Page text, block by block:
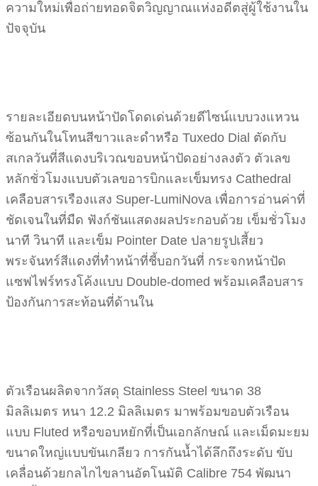
ความใหม่เพื่อถ่ายทอดจิตวิญญาณแห่งอดีตสู่ผู้ใช้งานใน
ปัจจุบัน
รายละเอียดบนหน้าปัดโดดเด่นด้วยดีไซน์แบบวงแหวน
ซ้อนกันในโทนสีขาวและดำหรือ Tuxedo Dial ตัดกับ
สเกลวันที่สีแดงบริเวณขอบหน้าปัดอย่างลงตัว ตัวเลข
หลักชั่วโมงแบบตัวเลขอารบิกและเข็มทรง Cathedral
เคลือบสารเรืองแสง Super-LumiNova เพื่อการอ่านค่าที่
ชัดเจนในที่มืด ฟังก์ชันแสดงผลประกอบด้วย เข็มชั่วโมง
นาที วินาที และเข็ม Pointer Date ปลายรูปเสี้ยว
พระจันทร์สีแดงที่ทำหน้าที่ชี้บอกวันที่ กระจกหน้าปัด
แซฟไฟร์ทรงโค้งแบบ Double-domed พร้อมเคลือบสาร
ป้องกันการสะท้อนที่ด้านใน
ตัวเรือนผลิตจากวัสดุ Stainless Steel ขนาด 38
มิลลิเมตร หนา 12.2 มิลลิเมตร มาพร้อมขอบตัวเรือน
แบบ Fluted หรือขอบหยักที่เป็นเอกลักษณ์ และเม็ดมะยม
ขนาดใหญ่แบบขันเกลียว การกันน้ำได้ลึกถึงระดับ ขับ
เคลื่อนด้วยกลไกไขลานอัตโนมัติ Calibre 754 พัฒนา